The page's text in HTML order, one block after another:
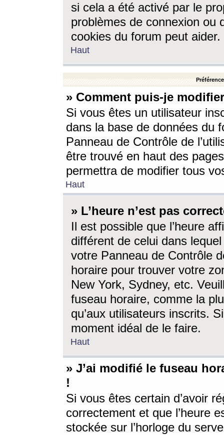
si cela a été activé par le
problèmes de connexion ou
cookies du forum peut aider.
Haut
» Comment puis-je
Si vous êtes un utilisateur
dans la base de données du
Panneau de Contrôle de
être trouvé en haut des
permettra de modifier tous
Haut
» L’heure n’est pas
Il est possible que l’heure
différent de celui dans
votre Panneau de Contrôle
horaire pour trouver votre
New York, Sydney, etc.
fuseau horaire, comme la
qu’aux utilisateurs inscrits.
moment idéal de le faire.
Haut
» J’ai modifié le fuseau
!
Si vous êtes certain d’avoir
correctement et que l’heure
stockée sur l’horloge du